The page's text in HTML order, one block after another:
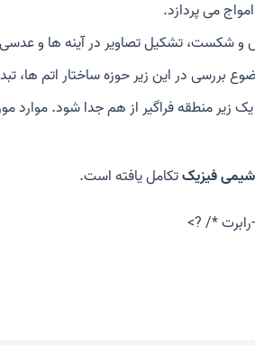
می پردازد.
و شکست، تشکیل تصاویر در آینه ها و
بررسی در این زیر حوزه ساختار اتم ها،
یک زیر منطقه فراگیر از هم جدا شود. موارد
شیمی فیزیکتکامل یافته است.
*/ ?>